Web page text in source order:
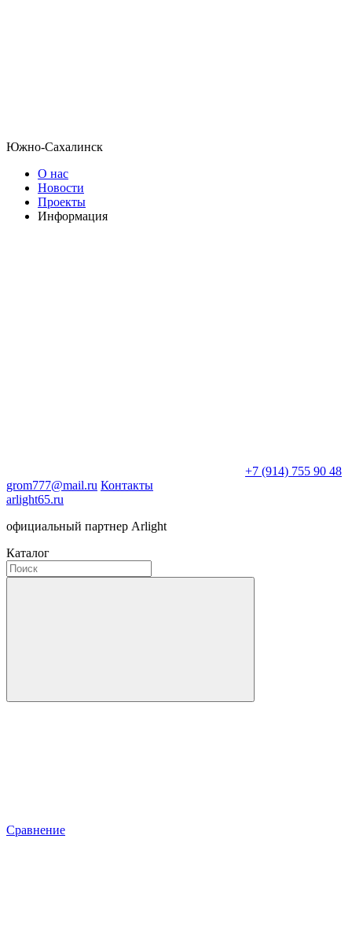
Южно-Сахалинск
О нас
Новости
Проекты
Информация
+7 (914) 755 90 48
grom777@mail.ru Контакты
arlight65.ru
официальный партнер Arlight
Каталог
Сравнение